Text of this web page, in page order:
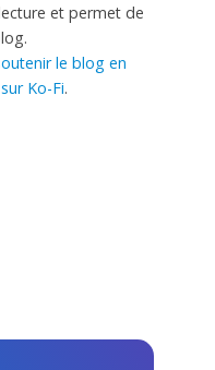
et permet de
le blog en
Ko-Fi.